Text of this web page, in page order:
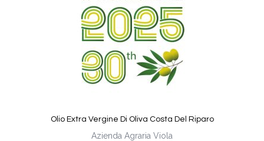
Olio Extra Vergine Di Oliva Costa Del Riparo
Azienda Agraria Viola